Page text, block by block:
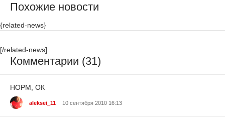
Похожие новости
{related-news}
[/related-news]
Комментарии (31)
НОРМ, ОК
aleksei_11 10 сентября 2010 16:13